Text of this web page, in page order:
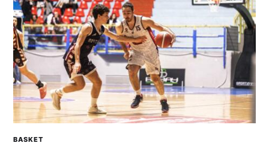
2° TROFEO RIVA | IL POST-PARTITA: commenta
con noi il match tra Cagliari e Nizza
BASKET